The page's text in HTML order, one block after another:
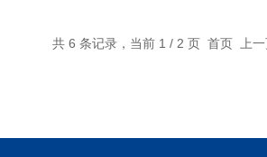
共 6 条记录，当前 1 / 2 页 首页 上